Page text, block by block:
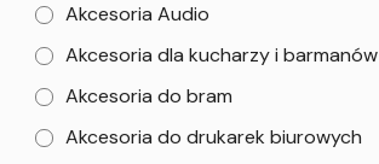
Akcesoria Audio
Akcesoria dla kucharzy i barmanów
Akcesoria do bram
Akcesoria do drukarek biurowych